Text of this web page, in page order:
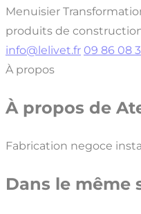
Menuisier
produits de
info@lelivet.fr 09 86 08
À propos
À propos de
Fabrication negoce
Dans le même